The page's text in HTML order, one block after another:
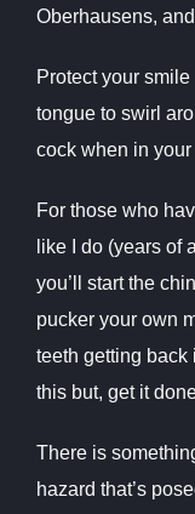
Oberhausens,
Protect your
tongue to swirl
cock when in your
For those who
like I do (years of
you’ll start the
pucker your own
teeth getting back
this but, get it
There is
hazard that’s